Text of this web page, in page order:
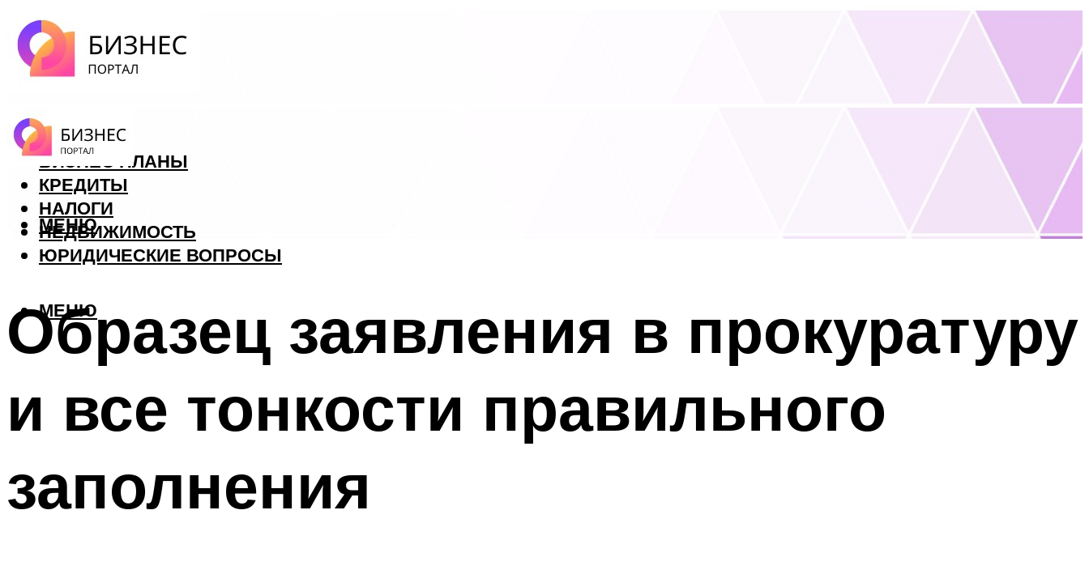
ФОРЕКС
БИЗНЕС ПЛАНЫ
КРЕДИТЫ
НАЛОГИ
НЕДВИЖИМОСТЬ
ЮРИДИЧЕСКИЕ ВОПРОСЫ
МЕНЮ
МЕНЮ
Образец заявления в прокуратуру
и все тонкости правильного
заполнения